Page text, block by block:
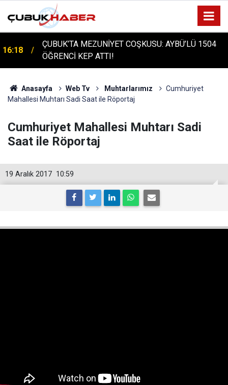
16:18
ÇUBUK’TA MEZUNİYET COŞKUSU: AYBÜ’LÜ 1504
ÖĞRENCİ KEP ATTI!
Anasayfa Web Tv Muhtarlarımız
Cumhuriyet
Mahallesi Muhtarı Sadi Saat ile Röportaj
Cumhuriyet Mahallesi Muhtarı Sadi
Saat ile Röportaj
10:59
19 Aralık 2017